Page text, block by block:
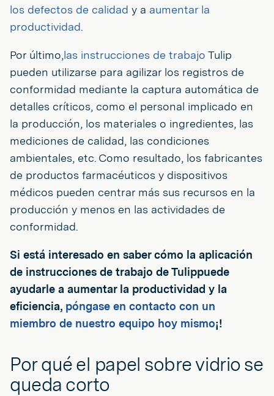
los defectos de calidad y a aumentar la
productividad.
Por último,las instrucciones de trabajo Tulip
pueden utilizarse para agilizar los registros de
conformidad mediante la captura automática de
detalles críticos, como el personal implicado en
la producción, los materiales o ingredientes, las
mediciones de calidad, las condiciones
ambientales, etc. Como resultado, los fabricantes
de productos farmacéuticos y dispositivos
médicos pueden centrar más sus recursos en la
producción y menos en las actividades de
conformidad.
Si está interesado en saber cómo la aplicación
de instrucciones de trabajo de Tulippuede
ayudarle a aumentar la productividad y la
eficiencia, póngase en contacto con un
miembro de nuestro equipo hoy mismo¡!
Por qué el papel sobre vidrio se
queda corto